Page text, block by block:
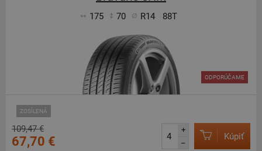
175 70 R14 88T
ZOSÍLENÁ
ODPORÚČAME
109,47 €
67,70 €
+
–
Kúpiť